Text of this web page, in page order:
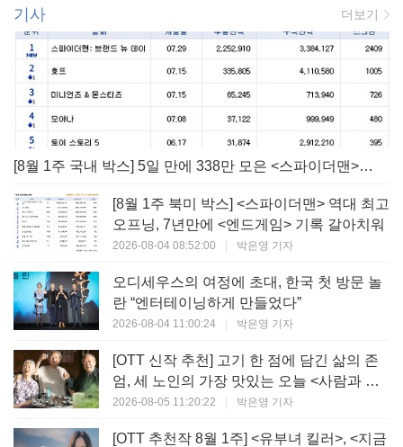
기사 더보기
[8월 1주 국내 박스] 5일 만에 338만 모은 <스파이더맨> 극장가 235% 대반등, <호프>는 400만 돌파
[8월 1주 북미 박스] <스파이더맨> 역대 최고
오프닝, 7년만에 <엔드게임> 기록 갈아치워
2026-08-04 08:52:00 | 박은영 기자
오디세우스의 여정에 초대, 한국 첫 방문 놀
란 “엔터테이닝하게 만들었다”
2026-08-04 11:00:24 | 박은영 기자
[OTT 신작 추천] 고기 한 점에 담긴 삶의 존
엄, 세 노인의 가장 맛있는 오늘 <사람과 고
기>
2026-08-05 11:20:22 | 박은영 기자
[OTT 추천작 8월 1주] <유부녀 킬러>, <지금